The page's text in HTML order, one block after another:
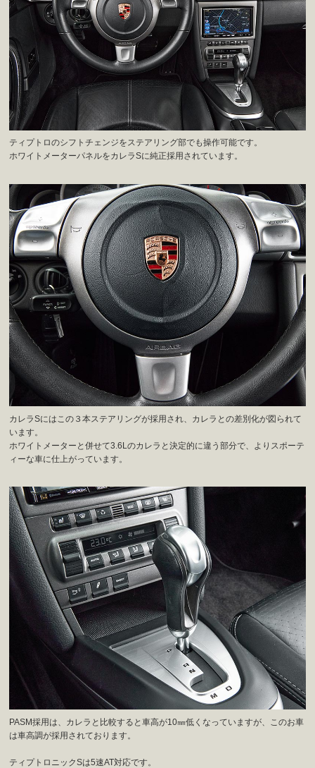
ティプトロのシフトチェンジをステアリング部でも操作可能です。
ホワイトメーターパネルをカレラSに純正採用されています。
カレラSにはこの３本ステアリングが採用され、カレラとの差別化が図られて
います。
ホワイトメーターと併せて3.6Lのカレラと決定的に違う部分で、よりスポーテ
ィーな車に仕上がっています。
PASM採用は、カレラと比較すると車高が10㎜低くなっていますが、このお車
は車高調が採用されております。
ティプトロニックSは5速AT対応です。